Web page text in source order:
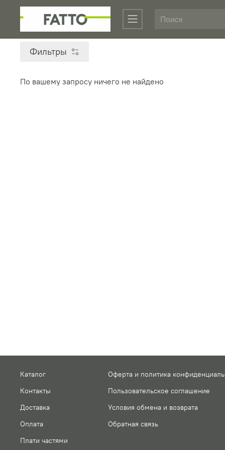
Фильтры
По вашему запросу ничего не найдено
Каталог
Контакты
Доставка
Оплата
Плати частями
Оферта и политика
Пользовательское соглашение
Условия обмена и возврата
Обратная связь